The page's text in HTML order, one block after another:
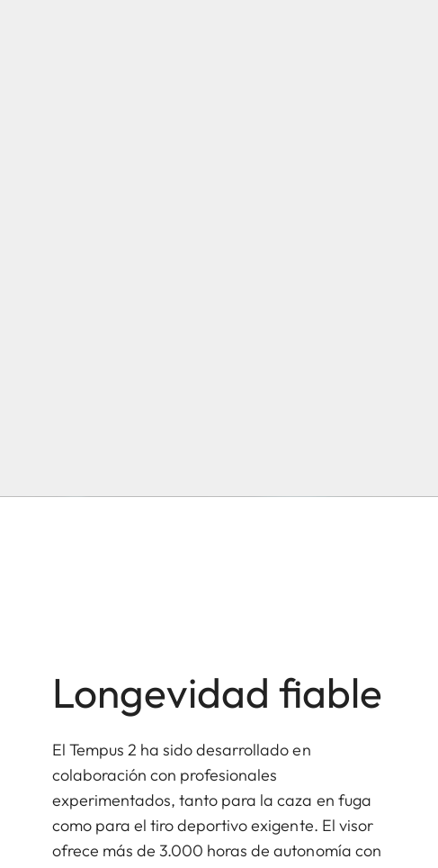
Longevidad fiable
El Tempus 2 ha sido desarrollado en
colaboración con profesionales
experimentados, tanto para la caza en fuga
como para el tiro deportivo exigente. El visor
ofrece más de 3.000 horas de autonomía con